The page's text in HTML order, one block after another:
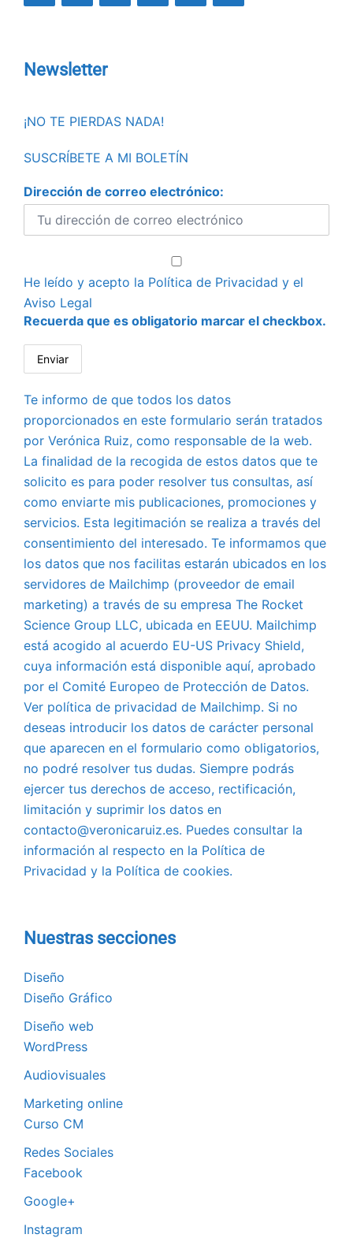
Newsletter
¡NO TE PIERDAS NADA!
SUSCRÍBETE A MI BOLETÍN
Dirección de correo electrónico:
He leído y acepto la Política de Privacidad y el
Aviso Legal
Recuerda que es obligatorio marcar el checkbox.
Te informo de que todos los datos
proporcionados en este formulario serán tratados
por Verónica Ruiz, como responsable de la web.
La finalidad de la recogida de estos datos que te
solicito es para poder resolver tus consultas, así
como enviarte mis publicaciones, promociones y
servicios. Esta legitimación se realiza a través del
consentimiento del interesado. Te informamos que
los datos que nos facilitas estarán ubicados en los
servidores de Mailchimp (proveedor de email
marketing) a través de su empresa The Rocket
Science Group LLC, ubicada en EEUU. Mailchimp
está acogido al acuerdo EU-US Privacy Shield,
cuya información está disponible aquí, aprobado
por el Comité Europeo de Protección de Datos.
Ver política de privacidad de Mailchimp. Si no
deseas introducir los datos de carácter personal
que aparecen en el formulario como obligatorios,
no podré resolver tus dudas. Siempre podrás
ejercer tus derechos de acceso, rectificación,
limitación y suprimir los datos en
contacto@veronicaruiz.es. Puedes consultar la
información al respecto en la Política de
Privacidad y la Política de cookies.
Nuestras secciones
Diseño
Diseño Gráfico
Diseño web
WordPress
Audiovisuales
Marketing online
Curso CM
Redes Sociales
Facebook
Google+
Instagram